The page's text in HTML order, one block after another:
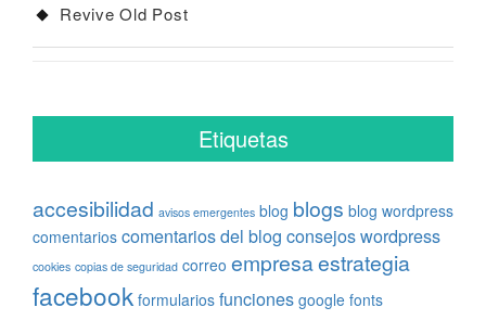
Revive Old Post
Etiquetas
accesibilidad avisos emergentes blog blogs blog wordpress
comentarios comentarios del blog consejos wordpress
cookies copias de seguridad correo empresaestrategia
facebook formularios funciones google fonts